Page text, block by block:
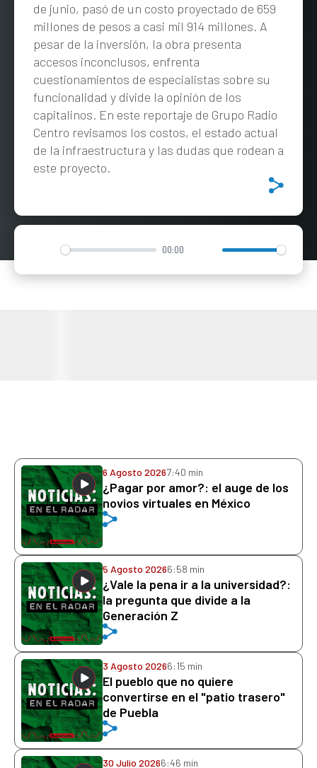
de junio, pasó de un costo proyectado de 659
millones de pesos a casi mil 914 millones. A
pesar de la inversión, la obra presenta
accesos inconclusos, enfrenta
cuestionamientos de especialistas sobre su
funcionalidad y divide la opinión de los
capitalinos. En este reportaje de Grupo Radio
Centro revisamos los costos, el estado actual
de la infraestructura y las dudas que rodean a
este proyecto.
00:00
6 Agosto 20267:40 min
¿Pagar por amor?: el auge de los
novios virtuales en México
5 Agosto 20266:58 min
¿Vale la pena ir a la universidad?:
la pregunta que divide a la
Generación Z
3 Agosto 20266:15 min
El pueblo que no quiere
convertirse en el "patio trasero"
de Puebla
30 Julio 20266:46 min